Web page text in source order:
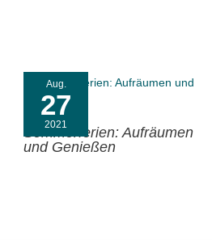
Aug.
27
2021
Sommerferien: Aufräumen
und Genießen